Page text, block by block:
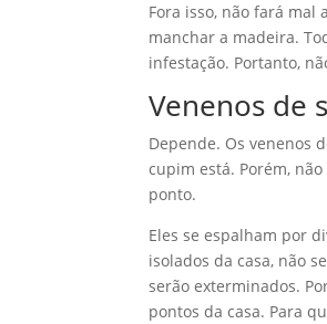
Fora isso, não fará mal
manchar a madeira.
infestação. Portanto,
Venenos de
Depende. Os venenos
cupim está. Porém,
ponto.
Eles se espalham por
isolados da casa, não
serão exterminados.
pontos da casa. Para